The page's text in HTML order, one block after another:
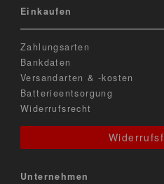
Einkaufen
Zahlungsarten
Bankdaten
Versandarten & -kosten
Batterieentsorgung
Widerrufsrecht
Unternehmen